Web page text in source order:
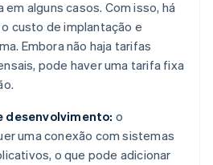
alguns casos. Com isso, há
custo de implantação e
Embora não haja tarifas
pode haver uma tarifa fixa
desenvolvimento: o
uma conexão com sistemas
o que pode adicionar